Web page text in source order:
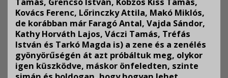
Kovács Ferenc, Lőrinczky Attila, Makó Miklós,
de korábban már Faragó Antal, Vajda Sándor,
Kathy Horváth Lajos, Váczi Tamás, Tréfás
István és Tarkó Magda is) a zene és a zenélés
gyönyörűségén át azt próbáltuk meg, olykor
igen küszködve, máskor önfeledten, szinte